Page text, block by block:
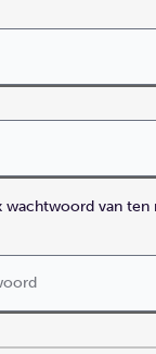
wachtwoord van ten